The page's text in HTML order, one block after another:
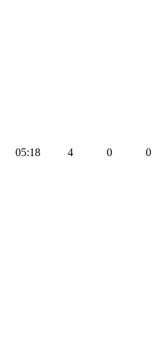
05:18 4 0 0